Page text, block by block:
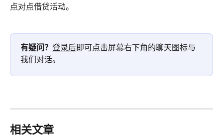
点对点借贷活动。
有疑问？ 登录后即可点击屏幕右下角的聊天图标与
我们对话。
相关文章